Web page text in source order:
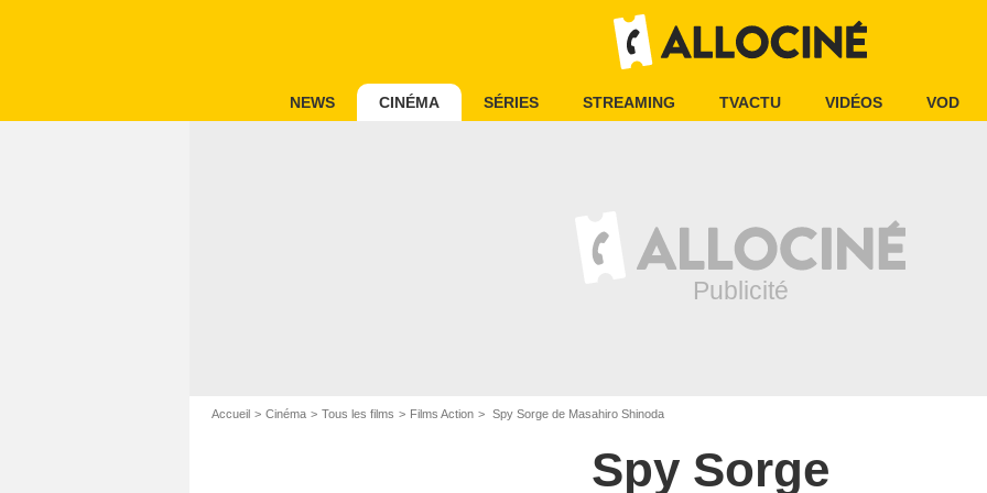
NEWS CINÉMA SÉRIES STREAMING TVACTU VIDÉOS VOD
Accueil Cinéma Tous les films Films Action Spy Sorge de Masahiro Shinoda
Spy Sorge